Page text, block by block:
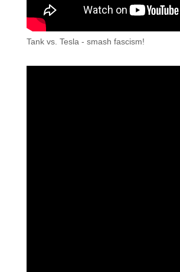
Tank vs. Tesla - smash fascism!